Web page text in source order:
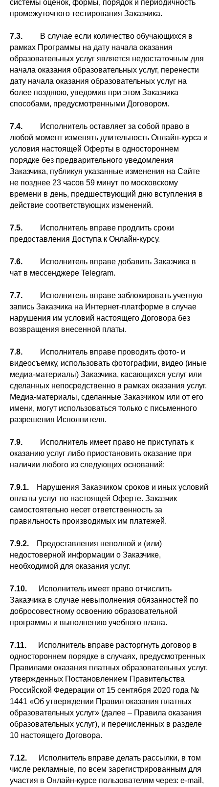
системы оценок, формы, порядок и периодичность
промежуточного тестирования Заказчика.
7.3.
В случае если количество обучающихся в
рамках Программы на дату начала оказания
образовательных услуг является недостаточным для
начала оказания образовательных услуг, перенести
дату начала оказания образовательных услуг на
более позднюю, уведомив при этом Заказчика
способами, предусмотренными Договором.
7.4.
Исполнитель оставляет за собой право в
любой момент изменять длительность Онлайн-курса и
условия настоящей Оферты в одностороннем
порядке без предварительного уведомления
Заказчика, публикуя указанные изменения на Сайте
не позднее 23 часов 59 минут по московскому
времени в день, предшествующий дню вступления в
действие соответствующих изменений.
7.5.
Исполнитель вправе продлить сроки
предоставления Доступа к Онлайн-курсу.
7.6.
Исполнитель вправе добавить Заказчика в
чат в мессенджере Telegram.
7.7.
Исполнитель вправе заблокировать учетную
запись Заказчика на Интернет-платформе в случае
нарушения им условий настоящего Договора без
возвращения внесенной платы.
7.8.
Исполнитель вправе проводить фото- и
видеосъемку, использовать фотографии, видео (иные
медиа-материалы) Заказчика, касающихся услуг или
сделанных непосредственно в рамках оказания услуг.
Медиа-материалы, сделанные Заказчиком или от его
имени, могут использоваться только с письменного
разрешения Исполнителя.
7.9.
Исполнитель имеет право не приступать к
оказанию услуг либо приостановить оказание при
наличии любого из следующих оснований:
7.9.1.
Нарушения Заказчиком сроков и иных условий
оплаты услуг по настоящей Оферте. Заказчик
самостоятельно несет ответственность за
правильность производимых им платежей.
7.9.2.
Предоставления неполной и (или)
недостоверной информации о Заказчике,
необходимой для оказания услуг.
7.10.
Исполнитель имеет право отчислить
Заказчика в случае невыполнения обязанностей по
добросовестному освоению образовательной
программы и выполнению учебного плана.
7.11.
Исполнитель вправе расторгнуть договор в
одностороннем порядке в случаях, предусмотренных
Правилами оказания платных образовательных услуг,
утвержденных Постановлением Правительства
Российской Федерации от 15 сентября 2020 года №
1441 «Об утверждении Правил оказания платных
образовательных услуг» (далее – Правила оказания
образовательных услуг), и перечисленных в разделе
10 настоящего Договора.
7.12.
Исполнитель вправе делать рассылки, в том
числе рекламные, по всем зарегистрированным для
участия в Онлайн-курсе пользователям через: e-mail,